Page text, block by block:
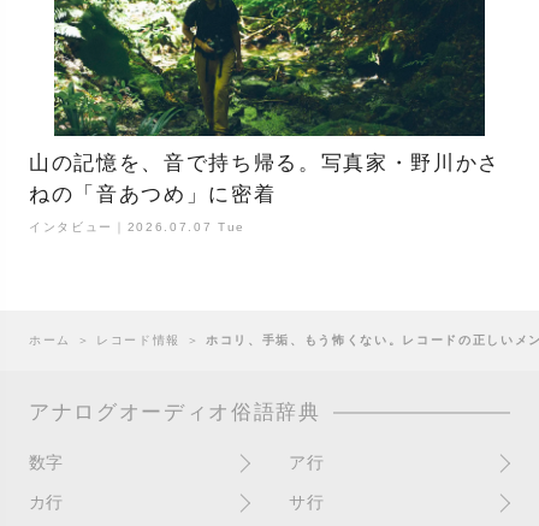
山の記憶を、音で持ち帰る。写真家・野川かさ
ねの「音あつめ」に密着
インタビュー｜2026.07.07 Tue
ホーム ＞ レコード情報 ＞ ホコリ、手垢、もう怖くない。レコードの正しいメ
アナログオーディオ俗語辞典
数字
10インチ
ア行
RPM(33,45)
カ行 サ行